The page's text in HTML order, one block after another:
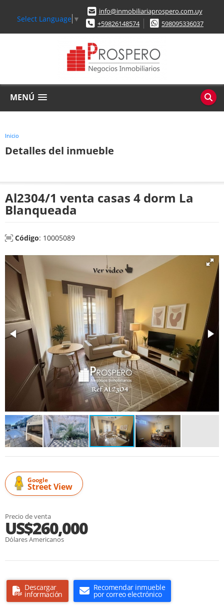
Select Language ▼
info@inmobiliariaprospero.com.uy
+59826148574
598095336037
MENÚ
Inicio
Detalles del inmueble
Al2304/1 venta casas 4 dorm La
Blanqueada
Código: 10005089
Google
Street View
Precio de venta
US$260,000
Dólares Americanos
Descargar
información
Recomendar inmueble
por correo electrónico